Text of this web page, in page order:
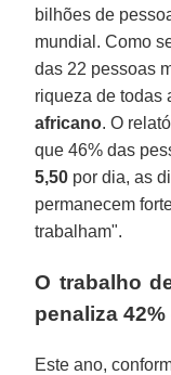
bilhões de
mundial. Como
das 22 pessoas
riqueza de todas
africano. O
que 46% das
5,50 por dia, as
permanecem
trabalham".
O trabalho
penaliza
Este ano,